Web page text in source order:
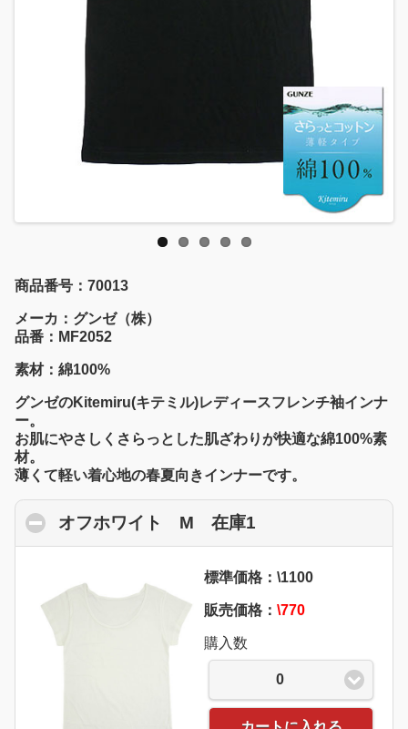
商品番号：70013
メーカ：グンゼ（株）
品番：MF2052
素材：綿100%
グンゼのKitemiru(キテミル)レディースフレンチ袖インナ
ー。
お肌にやさしくさらっとした肌ざわりが快適な綿100%素
材。
薄くて軽い着心地の春夏向きインナーです。
オフホワイト M 在庫1
標準価格：\1100
販売価格： \770
購入数
0